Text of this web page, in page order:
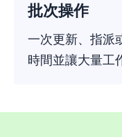
批次操作
一次更新、指派
時間並讓大量工